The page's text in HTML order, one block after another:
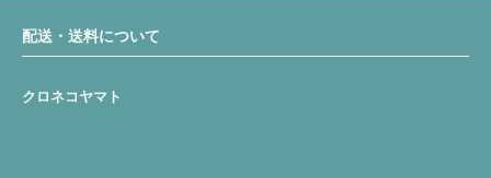
配送・送料について
クロネコヤマト